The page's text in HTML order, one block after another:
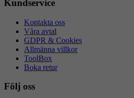
Kundservice
Kontakta oss
Våra avtal
GDPR & Cookies
Allmänna villkor
ToolBox
Boka retur
Följ oss